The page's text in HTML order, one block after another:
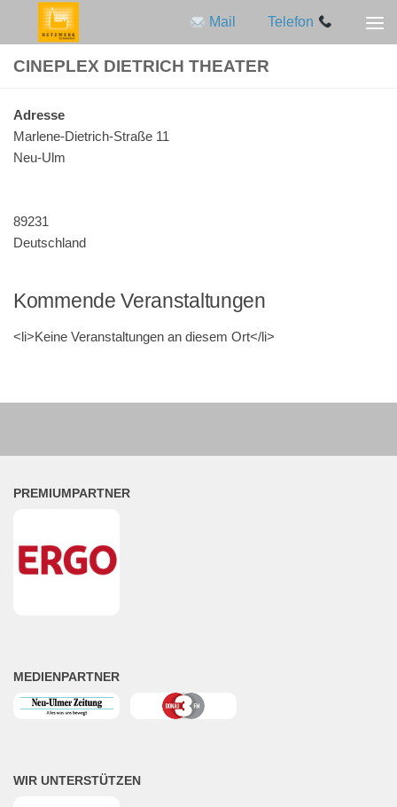
Zum Inhalt springen Mail Telefon
CINEPLEX DIETRICH THEATER
Adres­se
Marlene-Dietrich-Straße 11
Neu-Ulm
89231
Deutschland
Kommende Veranstaltungen
<li>Keine Ver­an­stal­tun­gen an die­sem Ort</li>
PREMIUMPARTNER
MEDIENPARTNER
WIR UNTERSTÜTZEN